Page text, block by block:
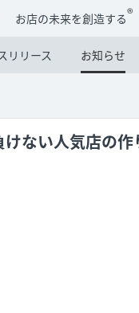
お店の未来を創造する®
リリース お知らせ
ない人気店の作